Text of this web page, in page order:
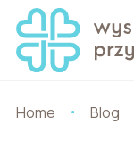
Home Blog